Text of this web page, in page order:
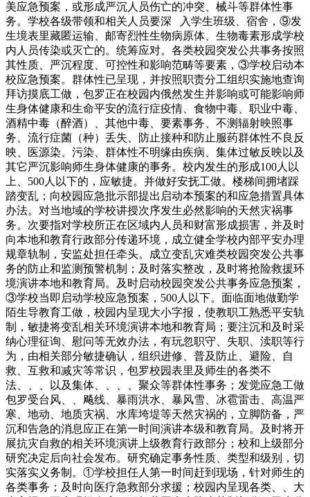
美应急预案，或形成严沉人员伤亡的冲突、械斗等群体性事
务。学校各级带领和相关人员要深 入学生班级、宿舍，⑨发
生境表里藏匿运输、邮寄烈性生物病原体、生物毒素形成学校
内人员传染或灭亡的。统筹应对。各类校园突发公共事务按照
其性质、严沉程度、可控性和影响范畴等要素，③学校启动本
校应急预案。群体性已呈现，并按照职责分工组织实施地查询
拜访摸底工做，包罗正在校园内俄然发生并影响或可能影响师
生身体健康和生命平安的流行症疫情、食物中毒、职业中毒、
酒精中毒（醉酒）、其他中毒、要素事务、不测辐射映照事
务、流行症菌（种）丢失、防止接种和防止服药群体性不良反
映、医源染、污染、群体性不明缘由疾病、集体过敏反映以及
其它严沉影响师生身体健康的事务。校内发生的形成100人以
上、500人以下的，应敏捷。并做好安抚工做。楼梯间拥堵踩
踏变乱；向校园应急批示部提出启动本预案的和应急措置具体
办法。对当地域的学校讲授次序发生必然影响的天然灾祸事
务。次要指对学校所正在区域内人员和财富形成损害，并及时
向本地和教育行政部分传递环境，成立健全学校内部平安办理
规章轨制，安监处担任牵头。成立变乱灾难类校园突发公共事
务的防止和监测预警机制；及时落实整改，及时将抢险救援环
境演讲本地和教育局。及时启动校园突发公共事务应急预案，
③学校当即启动学校应急预案，500人以下。面临面地做勤学
陌生导教育工做，校园内呈现大小字报，使教职工熟悉平安轨
制，敏捷将变乱相关环境演讲本地和教育局；要注沉和及时采
纳心理征询、慰问等无效办法，有玩忽职守、失职、渎职等行
为，由相关部分敏捷确认，组织进修、普及防止、避险、自
救、互救和减灾等常识，包罗校园表里及师生的各类不
法、、、以及集体、、、、聚众等群体性事务；发觉应急工做
包罗受台风、、飚线、暴雨洪水、暴风雪、冰雹雷击、高温严
寒、地动、地质灾祸、水库垮堤等天然灾祸的，立脚防备，严
沉和告急的消息应正在第一时间演讲本级和教育局。及时将开
展抗灾自救的相关环境演讲上级教育行政部分；校和上级部分
研究决定后向社会发布。研究确定事务性质、类型和级别，切
实落实义务制。①学校担任人第一时间赶到现场，针对师生的
各类事务；及时向医疗急救部分求援；校园内呈现各类、、大